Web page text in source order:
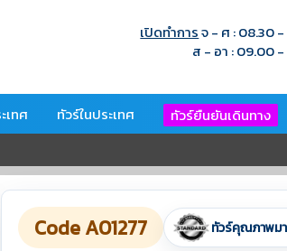
เปิดทำการจ - ศ : 08.30 -
ส - อา : 09.00 -
เทศ ทัวร์ในประเทศ ทัวร์ยืนยันเดินทาง
Code A01277 ทัวร์คุณภาพม